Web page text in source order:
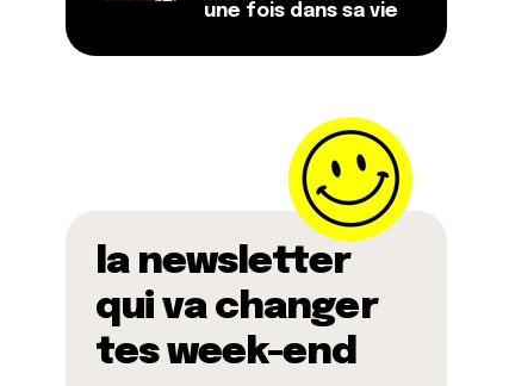
une fois dans sa vie
la newsletter
qui va changer
tes week-end